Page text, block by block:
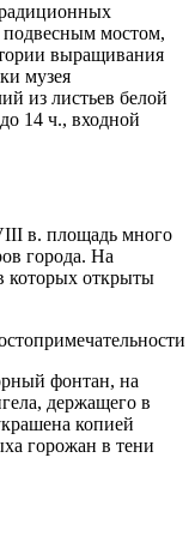
мостом,
выращивания
музея
из листьев белой
14 ч., входной
в. площадь много
города. На
которых открыты
фонтан, на
держащего в
копией
горожан в тени